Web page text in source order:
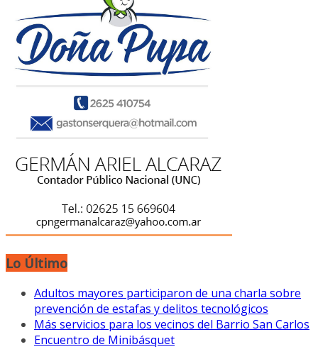
Lo Último
Adultos mayores participaron de una charla sobre
prevención de estafas y delitos tecnológicos
Más servicios para los vecinos del Barrio San Carlos
Encuentro de Minibásquet